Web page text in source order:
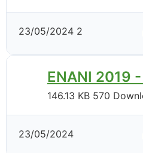
23/05/2024 2
ENANI 2019
146.13 KB 570
23/05/2024